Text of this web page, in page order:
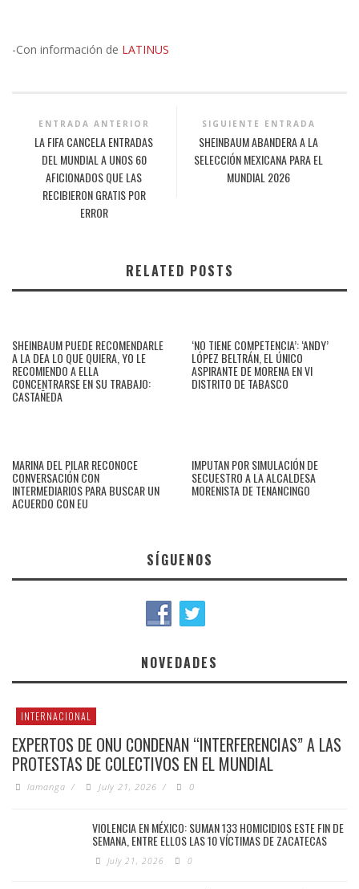
-Con información de LATINUS
ENTRADA ANTERIOR
LA FIFA CANCELA ENTRADAS
DEL MUNDIAL A UNOS 60
AFICIONADOS QUE LAS
RECIBIERON GRATIS POR
ERROR
SIGUIENTE ENTRADA
SHEINBAUM ABANDERA A LA
SELECCIÓN MEXICANA PARA EL
MUNDIAL 2026
RELATED POSTS
SHEINBAUM PUEDE RECOMENDARLE
A LA DEA LO QUE QUIERA, YO LE
RECOMIENDO A ELLA
CONCENTRARSE EN SU TRABAJO:
CASTAÑEDA
‘NO TIENE COMPETENCIA’: ‘ANDY’
LÓPEZ BELTRÁN, EL ÚNICO
ASPIRANTE DE MORENA EN VI
DISTRITO DE TABASCO
MARINA DEL PILAR RECONOCE
CONVERSACIÓN CON
INTERMEDIARIOS PARA BUSCAR UN
ACUERDO CON EU
IMPUTAN POR SIMULACIÓN DE
SECUESTRO A LA ALCALDESA
MORENISTA DE TENANCINGO
SÍGUENOS
NOVEDADES
INTERNACIONAL
EXPERTOS DE ONU CONDENAN “INTERFERENCIAS” A LAS
PROTESTAS DE COLECTIVOS EN EL MUNDIAL
lamanga / July 21, 2026 / 0
VIOLENCIA EN MÉXICO: SUMAN 133 HOMICIDIOS ESTE FIN DE
SEMANA, ENTRE ELLOS LAS 10 VÍCTIMAS DE ZACATECAS
July 21, 2026 0